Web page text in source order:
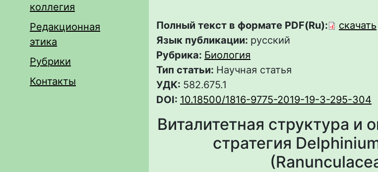
коллегия
Редакционная
этика
Рубрики
Контакты
Полный текст в формате PDF(Ru): скачать
Язык публикации: русский
Рубрика: Биология
Тип статьи: Научная статья
УДК: 582.675.1
DOI: 10.18500/1816-9775-2019-19-3-295-304
Виталитетная структура и
стратегия